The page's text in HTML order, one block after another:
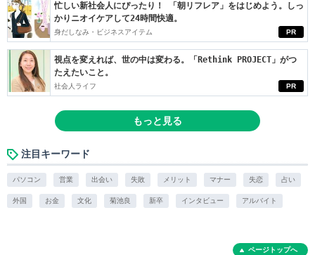
PR
忙しい新社会人にぴったり！ 「朝リフレア」をはじめよう。しっ
かりニオイケアして24時間快適。
身だしなみ・ビジネスアイテム
PR
視点を変えれば、世の中は変わる。「Rethink PROJECT」がつ
たえたいこと。
社会人ライフ
もっと見る
注目キーワード
パソコン 営業 出会い 失敗 メリット マナー 失恋 占い
外国 お金 文化 菊池良 新卒 インタビュー アルバイト
ページトップへ